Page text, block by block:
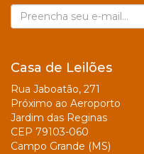
Casa de Leilões
Rua Jaboatão, 271
Próximo ao Aeroporto
Jardim das Reginas
CEP 79103-060
Campo Grande (MS)